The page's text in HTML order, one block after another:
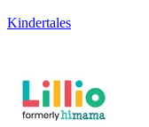
Kindertales